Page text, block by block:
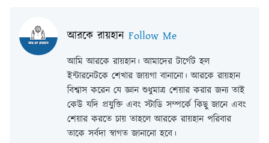
আরকে রায়হান Follow Me
আমি আরকে রায়হান। আমাদের টার্গেট হল
ইন্টারনেটকে শেখার জায়গা বানানো। আরকে রায়হান
বিশ্বাস করেন যে জ্ঞান শুধুমাত্র শেয়ার করার জন্য তাই
কেউ যদি প্রযুক্তি এবং স্টাডি সম্পর্কে কিছু জানে এবং
শেয়ার করতে চায় তাহলে আরকে রায়হান পরিবার
তাকে সর্বদা স্বাগত জানানো হবে।